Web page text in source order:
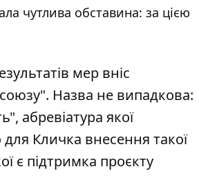
чутлива обставина: за цією
мер вніс
Назва не випадкова:
абревіатура якої
Кличка внесення такої
є підтримка проєкту